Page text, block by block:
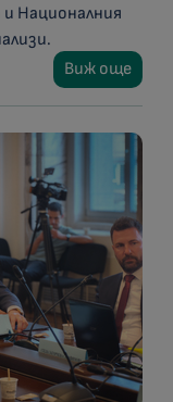
Националния
Виж още